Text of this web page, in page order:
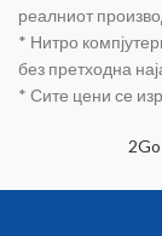
реалниот
* Нитро
без претходна
* Сите цени се
2Go